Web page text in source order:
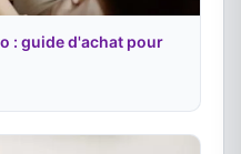
: guide d'achat pour